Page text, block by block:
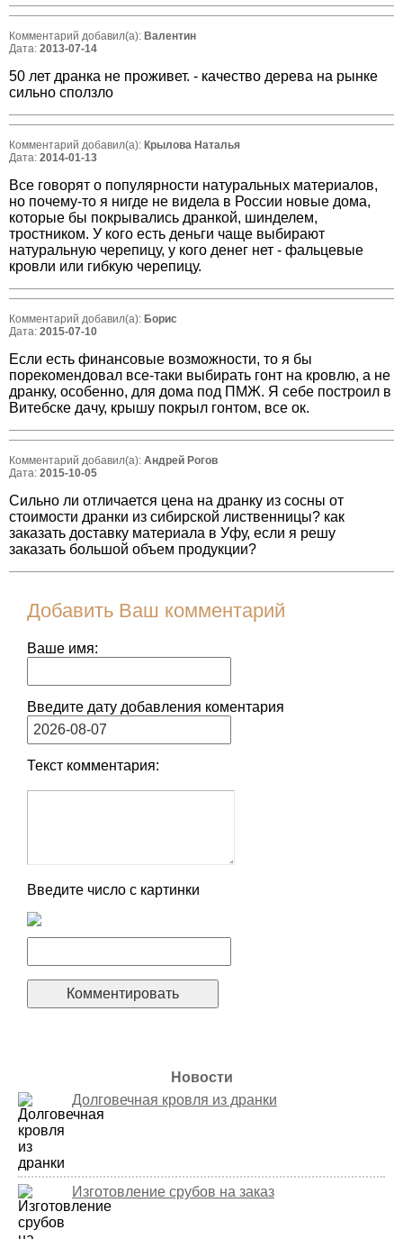
Комментарий добавил(а): Валентин
Дата: 2013-07-14
50 лет дранка не проживет. - качество дерева на рынке
сильно сползло
Комментарий добавил(а): Крылова Наталья
Дата: 2014-01-13
Все говорят о популярности натуральных материалов,
но почему-то я нигде не видела в России новые дома,
которые бы покрывались дранкой, шинделем,
тростником. У кого есть деньги чаще выбирают
натуральную черепицу, у кого денег нет - фальцевые
кровли или гибкую черепицу.
Комментарий добавил(а): Борис
Дата: 2015-07-10
Если есть финансовые возможности, то я бы
порекомендовал все-таки выбирать гонт на кровлю, а не
дранку, особенно, для дома под ПМЖ. Я себе построил в
Витебске дачу, крышу покрыл гонтом, все ок.
Комментарий добавил(а): Андрей Рогов
Дата: 2015-10-05
Сильно ли отличается цена на дранку из сосны от
стоимости дранки из сибирской лиственницы? как
заказать доставку материала в Уфу, если я решу
заказать большой объем продукции?
Добавить Ваш комментарий
Ваше имя:
Введите дату добавления коментария
Текст комментария:
Введите число с картинки
Новости
Долговечная кровля из дранки
Изготовление срубов на заказ